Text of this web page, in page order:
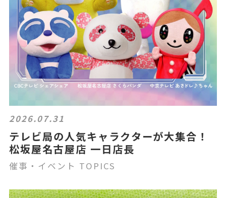
2026.07.31
テレビ局の人気キャラクターが大集合！
松坂屋名古屋店 一日店長
催事・イベント TOPICS